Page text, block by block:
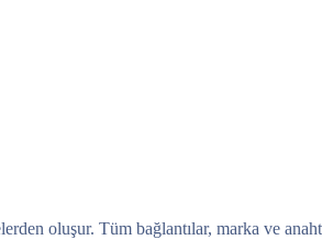
oluşur. Tüm bağlantılar, marka ve